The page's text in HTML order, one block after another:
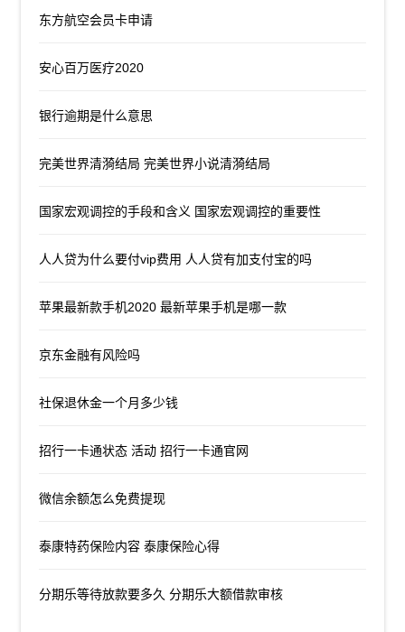
东方航空会员卡申请
安心百万医疗2020
银行逾期是什么意思
完美世界清漪结局 完美世界小说清漪结局
国家宏观调控的手段和含义 国家宏观调控的重要性
人人贷为什么要付vip费用 人人贷有加支付宝的吗
苹果最新款手机2020 最新苹果手机是哪一款
京东金融有风险吗
社保退休金一个月多少钱
招行一卡通状态 活动 招行一卡通官网
微信余额怎么免费提现
泰康特药保险内容 泰康保险心得
分期乐等待放款要多久 分期乐大额借款审核